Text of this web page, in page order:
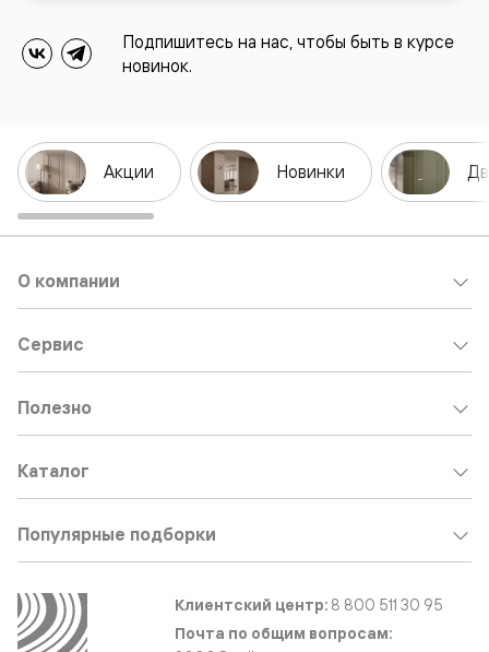
Подпишитесь на нас, чтобы быть в курсе
новинок.
Акции Новинки
О компании
Сервис
Полезно
Каталог
Популярные подборки
Клиентский центр: 8 800 511 30 95
Почта по общим вопросам: